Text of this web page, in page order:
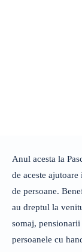
Anul acesta la
de aceste
de persoane.
au dreptul la
somaj,
persoanele cu